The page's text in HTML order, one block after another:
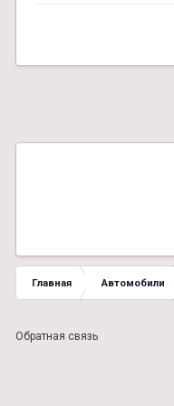
Главная Автомобили
Обратная связь